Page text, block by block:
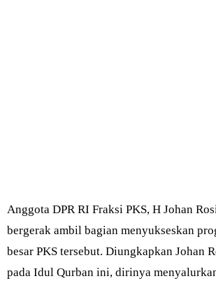
Anggota DPR RI Fraksi PKS, H Johan
bergerak ambil bagian menyukseskan
besar PKS tersebut. Diungkapkan Johan
pada Idul Qurban ini, dirinya